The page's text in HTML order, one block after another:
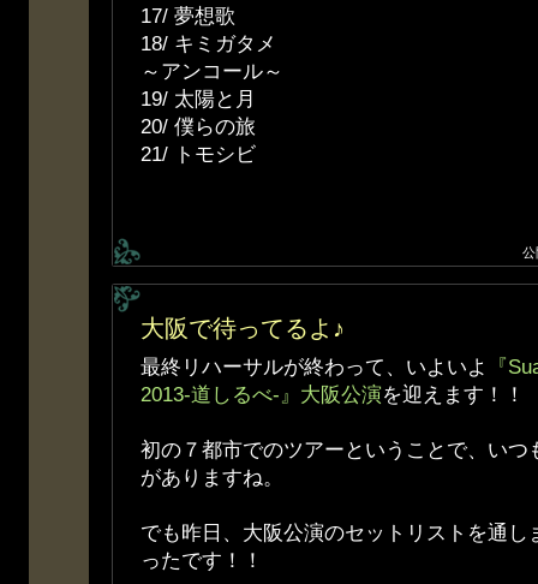
17/ 夢想歌
18/ キミガタメ
～アンコール～
19/ 太陽と月
20/ 僕らの旅
21/ トモシビ
公
大阪で待ってるよ♪
最終リハーサルが終わって、いよいよ
『
2013-道しるべ-』大阪公演を迎えます！！
初の７都市でのツアーということで、いつ
がありますね。
でも昨日、大阪公演のセットリストを通し
ったです！！